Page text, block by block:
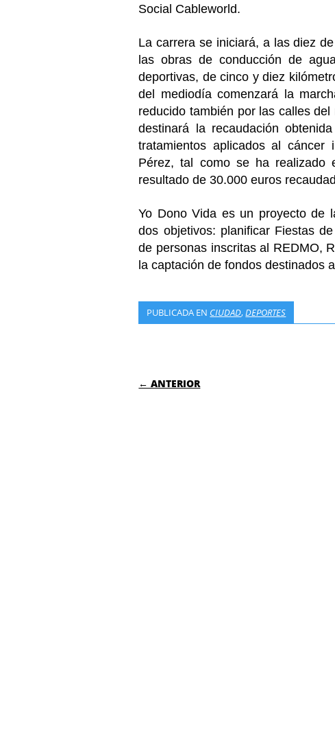
Social Cableworld.
La carrera se iniciará, a las diez
las obras de conducción de
deportivas, de cinco y diez
del mediodía comenzará la
reducido también por las calles
destinará la recaudación
tratamientos aplicados al
Pérez, tal como se ha realizado
resultado de 30.000 euros
Yo Dono Vida es un proyecto de
dos objetivos: planificar Fiestas
de personas inscritas al REDMO,
la captación de fondos destinados
PUBLICADA EN CIUDAD,DEPORTES
NAVEGACIÓN DE
← ANTERIOR